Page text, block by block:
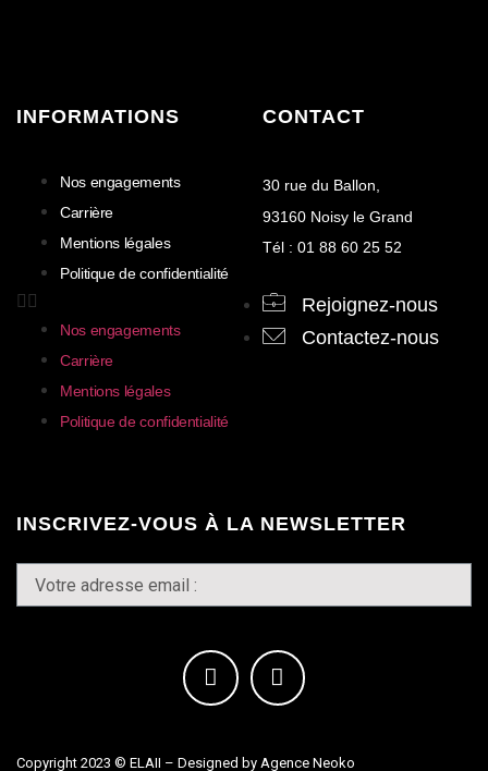
INFORMATIONS
Nos engagements
Carrière
Mentions légales
Politique de confidentialité
Nos engagements
Carrière
Mentions légales
Politique de confidentialité
CONTACT
30 rue du Ballon,
93160 Noisy le Grand
Tél : 01 88 60 25 52
Rejoignez-nous
Contactez-nous
INSCRIVEZ-VOUS À LA NEWSLETTER
Copyright 2023 © ELAII – Designed by Agence Neoko